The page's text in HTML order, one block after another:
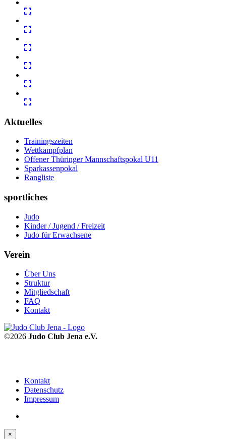
Aktuelles
Trainingszeiten
Wettkampfplan
Offener Thüringer Mannschaftspokal U11
Sparkassenpokal
Rangliste
sportliches
Judo
Kinder / Jugend / Freizeit
Judo für Erwachsene
Verein
Über Uns
Struktur
Mitgliedschaft
FAQ
Kontakt
©2026 Judo Club Jena e.V.
Kontakt
Datenschutz
Impressum
×